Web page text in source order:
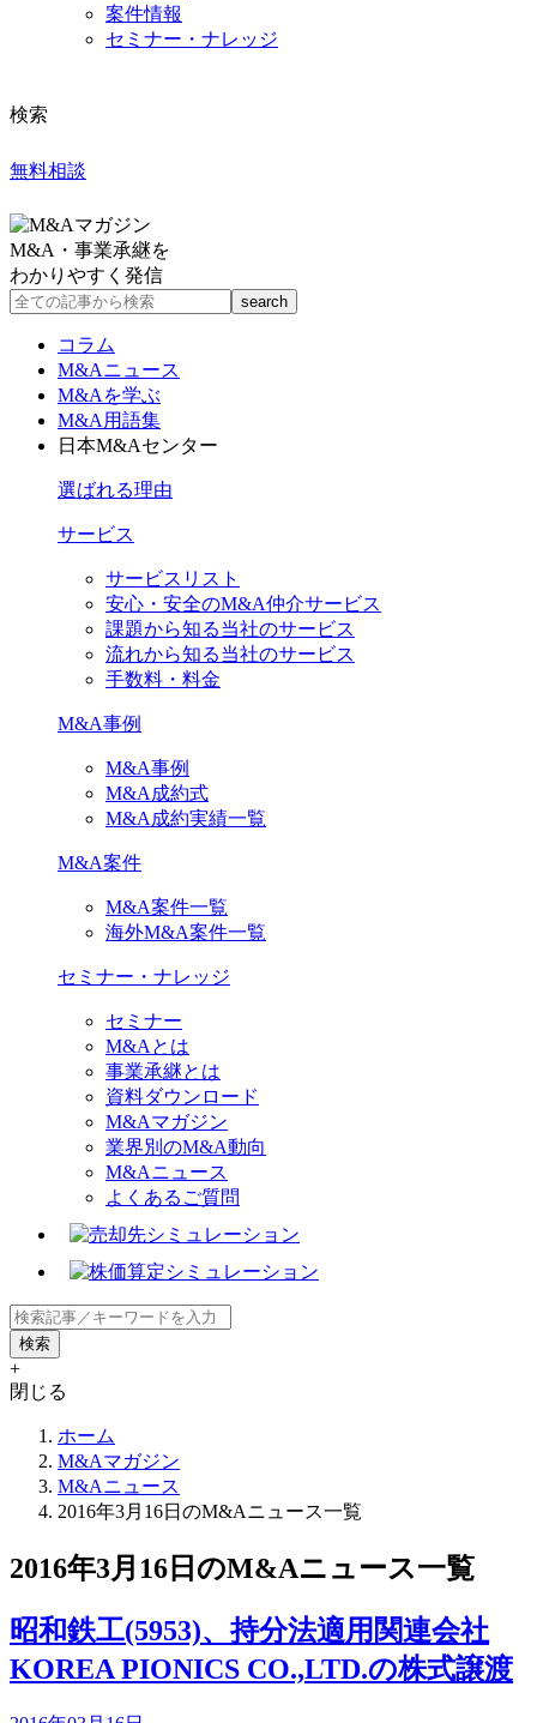
案件情報
セミナー・ナレッジ
検索
無料相談
M&A・事業承継を
わかりやすく発信
コラム
M&Aニュース
M&Aを学ぶ
M&A用語集
日本M&Aセンター
選ばれる理由
サービス
サービスリスト
安心・安全のM&A仲介サービス
課題から知る当社のサービス
流れから知る当社のサービス
手数料・料金
M&A事例
M&A事例
M&A成約式
M&A成約実績一覧
M&A案件
M&A案件一覧
海外M&A案件一覧
セミナー・ナレッジ
セミナー
M&Aとは
事業承継とは
資料ダウンロード
M&Aマガジン
業界別のM&A動向
M&Aニュース
よくあるご質問
+
閉じる
ホーム
M&Aマガジン
M&Aニュース
2016年3月16日のM&Aニュース一覧
2016年3月16日のM&Aニュース一覧
昭和鉄工(5953)、持分法適用関連会社
KOREA PIONICS CO.,LTD.の株式譲渡